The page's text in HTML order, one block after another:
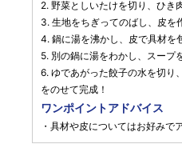
2. 野菜としいたけを切り、ひき
3. 生地をちぎってのばし、皮を
4. 鍋に湯を沸かし、皮で具材を
5. 別の鍋に湯をわかし、スープ
6. ゆであがった餃子の水を切り
をのせて完成！
ワンポイントアドバイス
・具材や皮についてはお好みで